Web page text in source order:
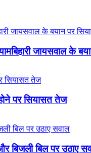
जायसवाल के
होने पर सियासत तेज
बिजली बिल पर उठाए